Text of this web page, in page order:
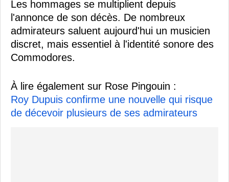
Les hommages se multiplient depuis
l'annonce de son décès. De nombreux
admirateurs saluent aujourd'hui un musicien
discret, mais essentiel à l'identité sonore des
Commodores.
À lire également sur Rose Pingouin :
Roy Dupuis confirme une nouvelle qui risque
de décevoir plusieurs de ses admirateurs